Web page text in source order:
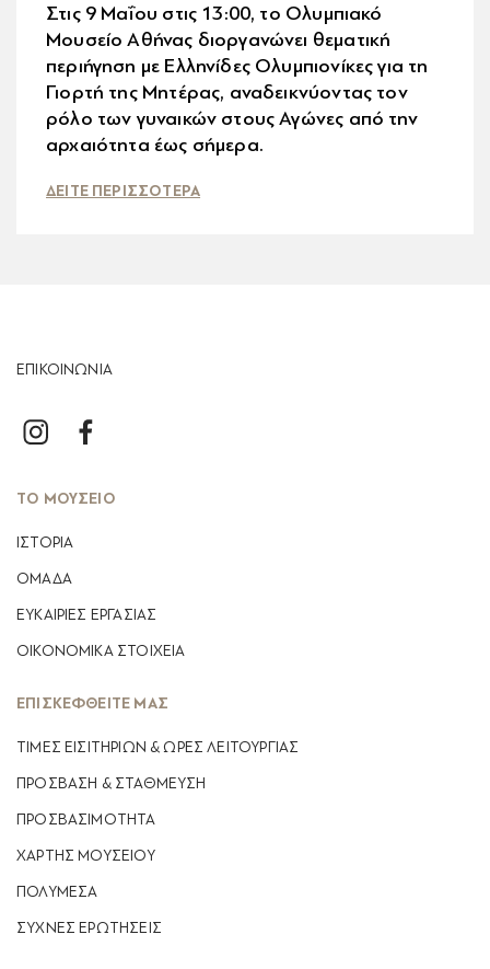
Στις 9 Μαΐου στις 13:00, το Ολυμπιακό
Μουσείο Αθήνας διοργανώνει θεματική
περιήγηση με Ελληνίδες Ολυμπιονίκες για τη
Γιορτή της Μητέρας, αναδεικνύοντας τον
ρόλο των γυναικών στους Αγώνες από την
αρχαιότητα έως σήμερα.
ΔΕΙΤΕ ΠΕΡΙΣΣΟΤΕΡΑ
ΕΠΙΚΟΙΝΩΝΙΑ
ΤΟ ΜΟΥΣΕΙΟ
ΙΣΤΟΡΙΑ
ΟΜΑΔΑ
ΕΥΚΑΙΡΙΕΣ ΕΡΓΑΣΙΑΣ
ΟΙΚΟΝΟΜΙΚΆ ΣΤΟΙΧΕΊΑ
ΕΠΙΣΚΕΦΘΕΙΤΕ ΜΑΣ
ΤΙΜΕΣ ΕΙΣΙΤΗΡΙΩΝ & ΩΡΕΣ ΛΕΙΤΟΥΡΓΙΑΣ
ΠΡΟΣΒΑΣΗ & ΣΤΑΘΜΕΥΣΗ
ΠΡΟΣΒΑΣΙΜΟΤΗΤΑ
ΧΑΡΤΗΣ ΜΟΥΣΕΙΟΥ
ΠΟΛΥΜΕΣΑ
ΣΥΧΝΕΣ ΕΡΩΤΗΣΕΙΣ